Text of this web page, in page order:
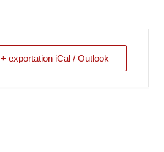
+ exportation iCal / Outlook